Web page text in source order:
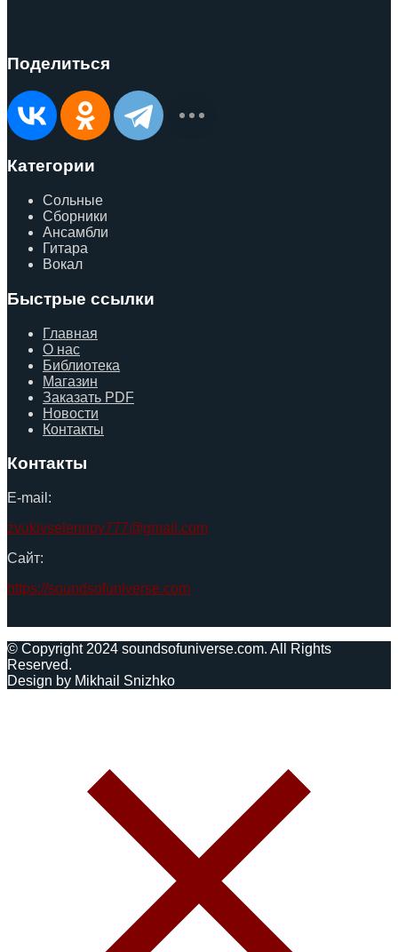
Поделиться
Категории
Сольные
Сборники
Ансамбли
Гитара
Вокал
Быстрые ссылки
Главная
О нас
Библиотека
Магазин
Заказать PDF
Новости
Контакты
Контакты
E-mail:
zvukivselennoy777@gmail.com
Сайт:
https://soundsofuniverse.com
© Copyright 2024 soundsofuniverse.com. All Rights
Reserved.
Design by Mikhail Snizhko